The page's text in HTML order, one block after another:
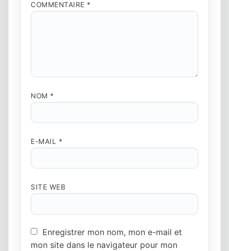
COMMENTAIRE *
NOM *
E-MAIL *
SITE WEB
Enregistrer mon nom, mon e-mail et
mon site dans le navigateur pour mon